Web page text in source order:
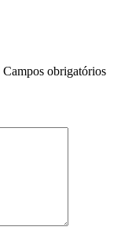
Campos obrigatórios